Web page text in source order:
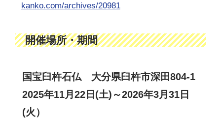
kanko.com/archives/20981
開催場所・期間
国宝臼杵石仏 大分県臼杵市深田804-1
2025年11月22日(土)～2026年3月31日
(火）